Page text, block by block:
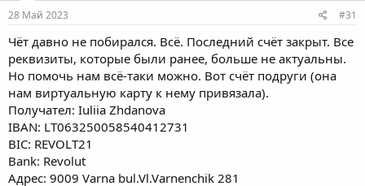
е
м
ы
з
д
а
и
я
28 Май 2023 #31
Чёт давно не побирался. Всё. Последний счёт закрыт. Все
реквизиты, которые были ранее, больше не актуальны.
Но помочь нам всё-таки можно. Вот счёт подруги (она
нам виртуальную карту к нему привязала).
Получател: Iuliia Zhdanova
IBAN: LT063250058540412731
BIC: REVOLT21
Bank: Revolut
Адрес: 9009 Varna bul.Vl.Varnenchik 281